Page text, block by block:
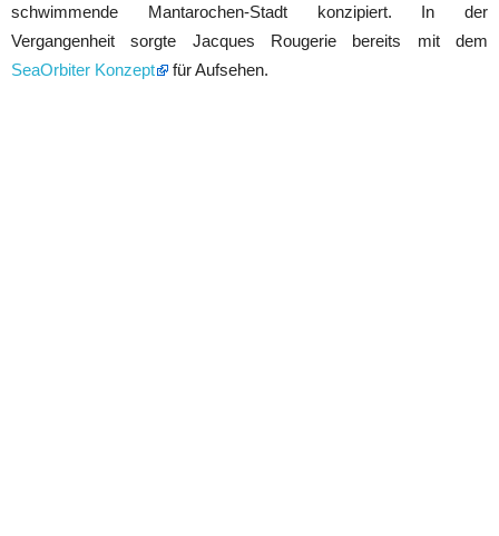
schwimmende Mantarochen-Stadt konzipiert. In der
Vergangenheit sorgte Jacques Rougerie bereits mit dem
SeaOrbiter Konzept
für Aufsehen.